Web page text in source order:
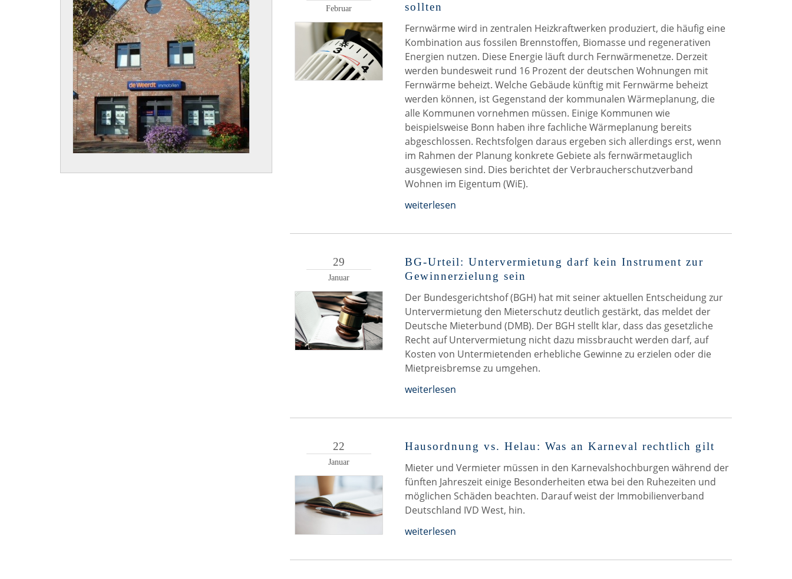
Februar
sollten
Fernwärme wird in zentralen Heizkraftwerken produziert, die häufig eine
Kombination aus fossilen Brennstoffen, Biomasse und regenerativen
Energien nutzen. Diese Energie läuft durch Fernwärmenetze. Derzeit
werden bundesweit rund 16 Prozent der deutschen Wohnungen mit
Fernwärme beheizt. Welche Gebäude künftig mit Fernwärme beheizt
werden können, ist Gegenstand der kommunalen Wärmeplanung, die
alle Kommunen vornehmen müssen. Einige Kommunen wie
beispielsweise Bonn haben ihre fachliche Wärmeplanung bereits
abgeschlossen. Rechtsfolgen daraus ergeben sich allerdings erst, wenn
im Rahmen der Planung konkrete Gebiete als fernwärmetauglich
ausgewiesen sind. Dies berichtet der Verbraucherschutzverband
Wohnen im Eigentum (WiE).
weiterlesen
29
Januar
BG-Urteil: Untervermietung darf kein Instrument zur
Gewinnerzielung sein
Der Bundesgerichtshof (BGH) hat mit seiner aktuellen Entscheidung zur
Untervermietung den Mieterschutz deutlich gestärkt, das meldet der
Deutsche Mieterbund (DMB). Der BGH stellt klar, dass das gesetzliche
Recht auf Untervermietung nicht dazu missbraucht werden darf, auf
Kosten von Untermietenden erhebliche Gewinne zu erzielen oder die
Mietpreisbremse zu umgehen.
weiterlesen
22
Januar
Hausordnung vs. Helau: Was an Karneval rechtlich gilt
Mieter und Vermieter müssen in den Karnevalshochburgen während der
fünften Jahreszeit einige Besonderheiten etwa bei den Ruhezeiten und
möglichen Schäden beachten. Darauf weist der Immobilienverband
Deutschland IVD West, hin.
weiterlesen